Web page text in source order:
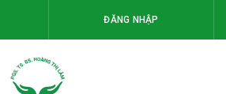
ĐĂNG NHẬP